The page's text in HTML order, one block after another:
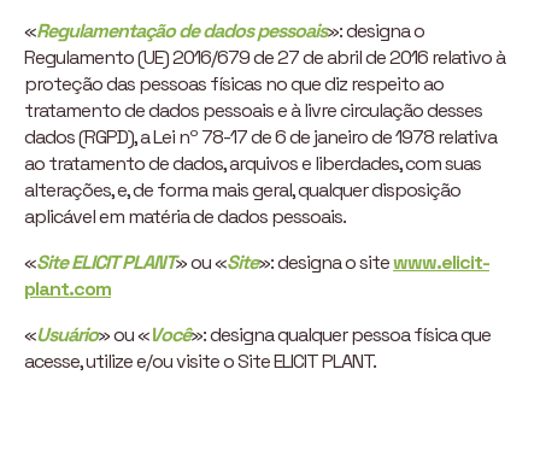
«Regulamentação de dados pessoais»: designa o
Regulamento (UE) 2016/679 de 27 de abril de 2016 relativo à
proteção das pessoas físicas no que diz respeito ao
tratamento de dados pessoais e à livre circulação desses
dados (RGPD), a Lei nº 78-17 de 6 de janeiro de 1978 relativa
ao tratamento de dados, arquivos e liberdades, com suas
alterações, e, de forma mais geral, qualquer disposição
aplicável em matéria de dados pessoais.
«Site ELICIT PLANT» ou «Site»: designa o sitewww.elicit-
plant.com
«Usuário» ou «Você»: designa qualquer pessoa física que
acesse, utilize e/ou visite o Site ELICIT PLANT.